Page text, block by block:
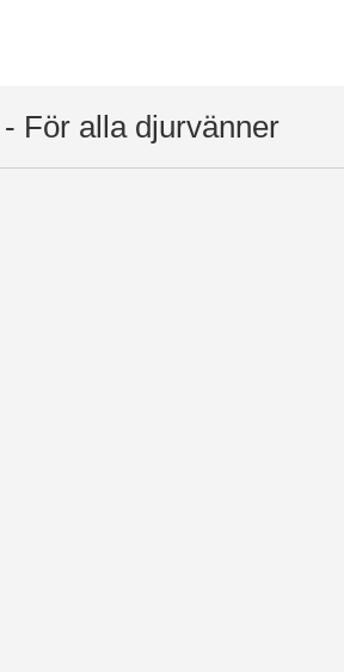
För alla djurvänner